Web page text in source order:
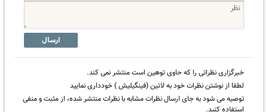
ارسال
خبرگزاری نظراتی را که حاوی توهین است منتشر نمی کند.
لطفا از نوشتن نظرات خود به لاتین (فینگیلیش ) خودداری نمایید
توصیه می شود به جای ارسال نظرات مشابه با نظرات منتشر شده، از مثبت و منفی
استفاده کنید.